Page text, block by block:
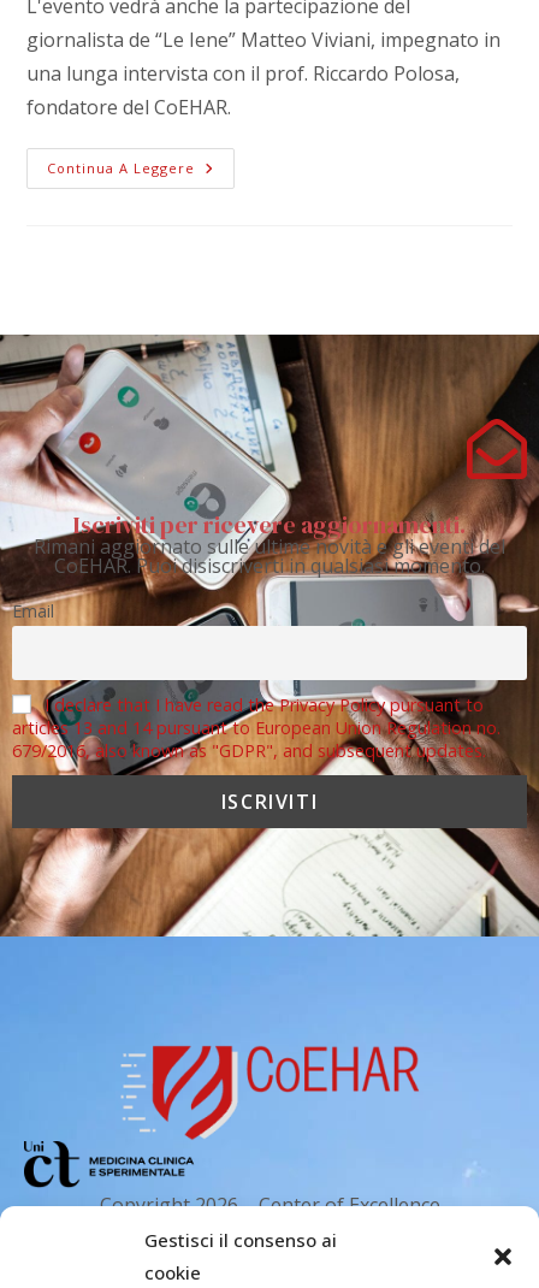
Gestisci il consenso ai
cookie
L'evento vedrà anche la partecipazione del
giornalista de “Le Iene” Matteo Viviani, impegnato in
una lunga intervista con il prof. Riccardo Polosa,
fondatore del CoEHAR.
Continua A Leggere
Iscriviti per ricevere aggiornamenti.
Rimani aggiornato sulle ultime novità e gli eventi del
CoEHAR. Puoi disiscriverti in qualsiasi momento.
Email
I declare that I have read the Privacy Policy pursuant to
articles 13 and 14 pursuant to European Union Regulation no.
679/2016, also known as "GDPR", and subsequent updates.
Copyright 2026 – Center of Excellence
for the acceleration of Harm Reduction.
Tutti i diritti riservati.